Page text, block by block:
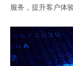
服务，提升客户体验